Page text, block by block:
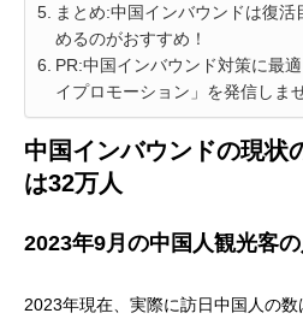
まとめ:中国インバウンドは復
めるのがおすすめ！
PR:中国インバウンド対策に最
イプロモーション」を発信しま
中国インバウンドの現状
は32万人
2023年9月の中国人観光客
2023年現在、実際に訪日中国人の